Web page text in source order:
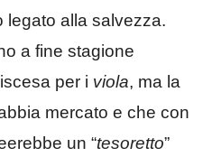
legato alla salvezza.
a fine stagione
per i viola, ma la
mercato e che con
un “tesoretto”